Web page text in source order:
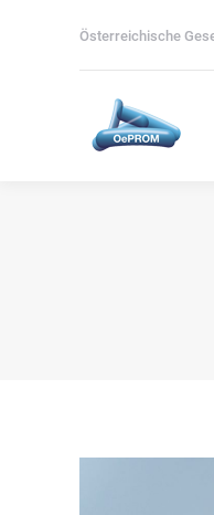
Österreichische